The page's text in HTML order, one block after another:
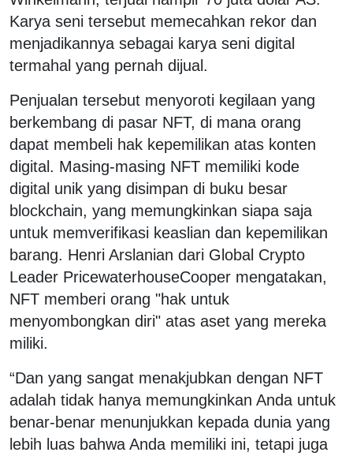
Karya seni tersebut memecahkan rekor dan
menjadikannya sebagai karya seni digital
termahal yang pernah dijual.
Penjualan tersebut menyoroti kegilaan yang
berkembang di pasar NFT, di mana orang
dapat membeli hak kepemilikan atas konten
digital. Masing-masing NFT memiliki kode
digital unik yang disimpan di buku besar
blockchain, yang memungkinkan siapa saja
untuk memverifikasi keaslian dan kepemilikan
barang. Henri Arslanian dari Global Crypto
Leader PricewaterhouseCooper mengatakan,
NFT memberi orang "hak untuk
menyombongkan diri" atas aset yang mereka
miliki.
“Dan yang sangat menakjubkan dengan NFT
adalah tidak hanya memungkinkan Anda untuk
benar-benar menunjukkan kepada dunia yang
lebih luas bahwa Anda memiliki ini, tetapi juga